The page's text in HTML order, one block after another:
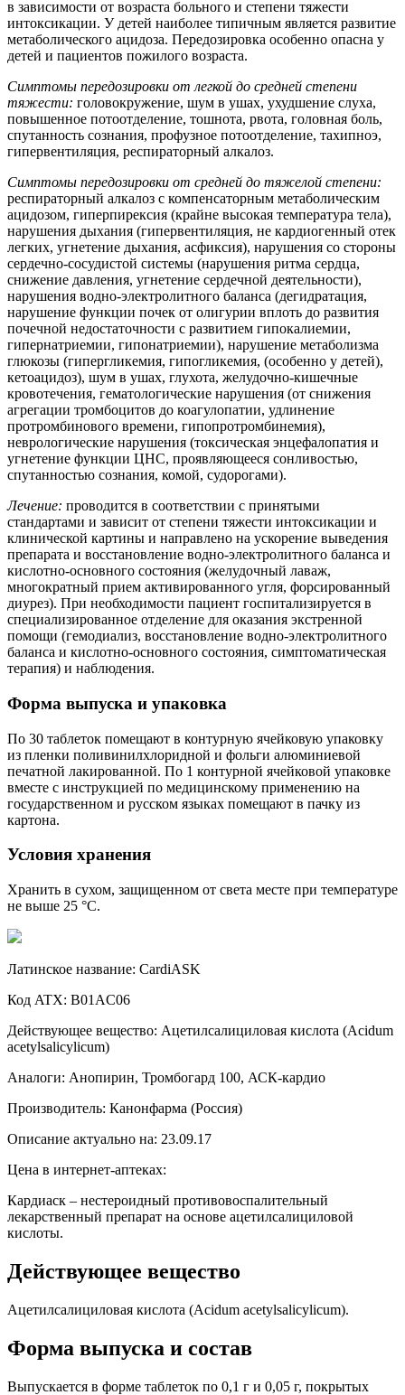
в зависимости от возраста больного и степени тяжести
интоксикации. У детей наиболее типичным является развитие
метаболического ацидоза. Передозировка особенно опасна у
детей и пациентов пожилого возраста.
Симптомы передозировки от легкой до средней степени
тяжести: головокружение, шум в ушах, ухудшение слуха,
повышенное потоотделение, тошнота, рвота, головная боль,
спутанность сознания, профузное потоотделение, тахипноэ,
гипервентиляция, респираторный алкалоз.
Симптомы передозировки от средней до тяжелой степени:
респираторный алкалоз с компенсаторным метаболическим
ацидозом, гиперпирексия (крайне высокая температура тела),
нарушения дыхания (гипервентиляция, не кардиогенный отек
легких, угнетение дыхания, асфиксия), нарушения со стороны
сердечно-сосудистой системы (нарушения ритма сердца,
снижение давления, угнетение сердечной деятельности),
нарушения водно-электролитного баланса (дегидратация,
нарушение функции почек от олигурии вплоть до развития
почечной недостаточности с развитием гипокалиемии,
гипернатриемии, гипонатриемии), нарушение метаболизма
глюкозы (гипергликемия, гипогликемия, (особенно у детей),
кетоацидоз), шум в ушах, глухота, желудочно-кишечные
кровотечения, гематологические нарушения (от снижения
агрегации тромбоцитов до коагулопатии, удлинение
протромбинового времени, гипопротромбинемия),
неврологические нарушения (токсическая энцефалопатия и
угнетение функции ЦНС, проявляющееся сонливостью,
спутанностью сознания, комой, судорогами).
Лечение: проводится в соответствии с принятыми
стандартами и зависит от степени тяжести интоксикации и
клинической картины и направлено на ускорение выведения
препарата и восстановление водно-электролитного баланса и
кислотно-основного состояния (желудочный лаваж,
многократный прием активированного угля, форсированный
диурез). При необходимости пациент госпитализируется в
специализированное отделение для оказания экстренной
помощи (гемодиализ, восстановление водно-электролитного
баланса и кислотно-основного состояния, симптоматическая
терапия) и наблюдения.
Форма выпуска и упаковка
По 30 таблеток помещают в контурную ячейковую упаковку
из пленки поливинилхлоридной и фольги алюминиевой
печатной лакированной. По 1 контурной ячейковой упаковке
вместе с инструкцией по медицинскому применению на
государственном и русском языках помещают в пачку из
картона.
Условия хранения
Хранить в сухом, защищенном от света месте при температуре
не выше 25 °С.
Латинское название: CardiASK
Код ATX: B01AC06
Действующее вещество: Ацетилсалициловая кислота (Acidum
acetylsalicylicum)
Аналоги: Анопирин, Тромбогард 100, АСК-кардио
Производитель: Канонфарма (Россия)
Описание актуально на: 23.09.17
Цена в интернет-аптеках:
Кардиаск – нестероидный противовоспалительный
лекарственный препарат на основе ацетилсалициловой
кислоты.
Действующее вещество
Ацетилсалициловая кислота (Acidum acetylsalicylicum).
Форма выпуска и состав
Выпускается в форме таблеток по 0,1 г и 0,05 г, покрытых